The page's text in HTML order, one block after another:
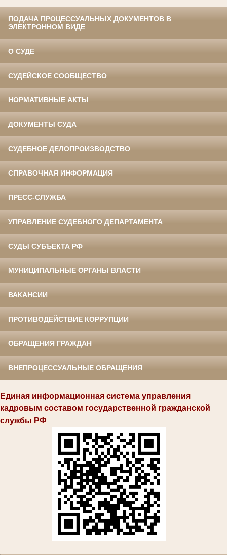
ПОДАЧА ПРОЦЕССУАЛЬНЫХ ДОКУМЕНТОВ В
ЭЛЕКТРОННОМ ВИДЕ
О СУДЕ
СУДЕЙСКОЕ СООБЩЕСТВО
НОРМАТИВНЫЕ АКТЫ
ДОКУМЕНТЫ СУДА
СУДЕБНОЕ ДЕЛОПРОИЗВОДСТВО
СПРАВОЧНАЯ ИНФОРМАЦИЯ
ПРЕСС-СЛУЖБА
УПРАВЛЕНИЕ СУДЕБНОГО ДЕПАРТАМЕНТА
СУДЫ СУБЪЕКТА РФ
МУНИЦИПАЛЬНЫЕ ОРГАНЫ ВЛАСТИ
ВАКАНСИИ
ПРОТИВОДЕЙСТВИЕ КОРРУПЦИИ
ОБРАЩЕНИЯ ГРАЖДАН
ВНЕПРОЦЕССУАЛЬНЫЕ ОБРАЩЕНИЯ
Единая информационная система управления
кадровым составом государственной гражданской
службы РФ